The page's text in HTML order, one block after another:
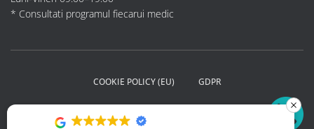
* Consultati programul fiecarui medic
COOKIE POLICY (EU) GDPR
POLITICA DE CONFIDENTIALITATE